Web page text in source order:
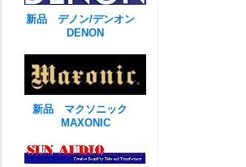
新品 デノン/デンオン
DENON
新品 マクソニック
MAXONIC